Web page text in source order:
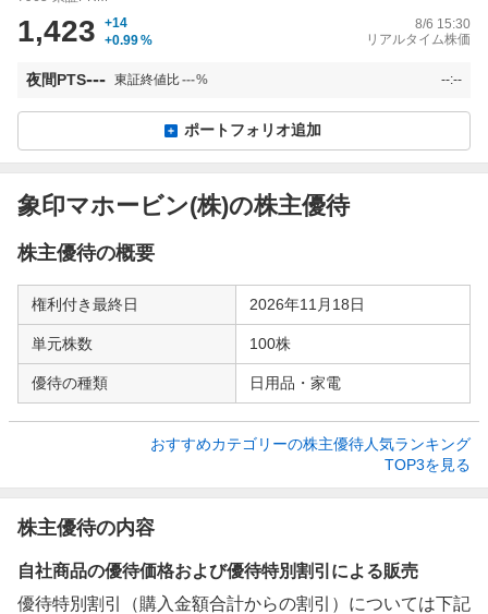
1,423
+14
+0.99%
8/6 15:30
リアルタイム株価
夜間PTS--- 東証終値比---% --:--
ポートフォリオ追加
象印マホービン(株)の株主優待
株主優待の概要
権利付き最終日 2026年11月18日
単元株数 100株
優待の種類 日用品・家電
おすすめカテゴリーの株主優待人気ランキング
TOP3を見る
株主優待の内容
自社商品の優待価格および優待特別割引による販売
優待特別割引（購入金額合計からの割引）については下記